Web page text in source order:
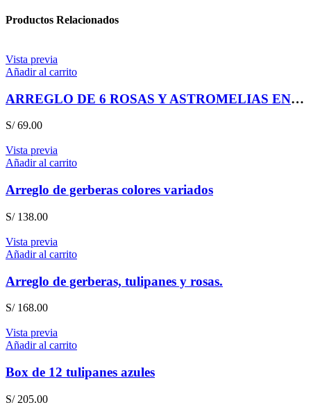
Productos Relacionados
Vista previa
Añadir al carrito
ARREGLO DE 6 ROSAS Y ASTROMELIAS EN CANASTA
S/69.00
Vista previa
Añadir al carrito
Arreglo de gerberas colores variados
S/138.00
Vista previa
Añadir al carrito
Arreglo de gerberas, tulipanes y rosas.
S/168.00
Vista previa
Añadir al carrito
Box de 12 tulipanes azules
S/205.00